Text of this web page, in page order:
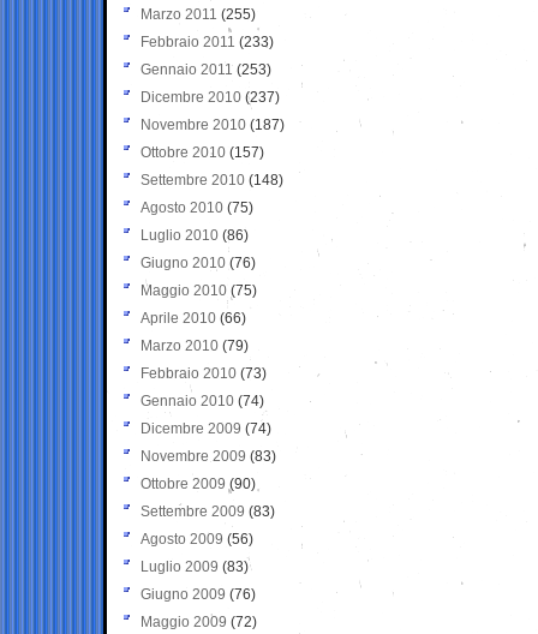
Marzo 2011 (255)
Febbraio 2011 (233)
Gennaio 2011 (253)
Dicembre 2010 (237)
Novembre 2010 (187)
Ottobre 2010 (157)
Settembre 2010 (148)
Agosto 2010 (75)
Luglio 2010 (86)
Giugno 2010 (76)
Maggio 2010 (75)
Aprile 2010 (66)
Marzo 2010 (79)
Febbraio 2010 (73)
Gennaio 2010 (74)
Dicembre 2009 (74)
Novembre 2009 (83)
Ottobre 2009 (90)
Settembre 2009 (83)
Agosto 2009 (56)
Luglio 2009 (83)
Giugno 2009 (76)
Maggio 2009 (72)